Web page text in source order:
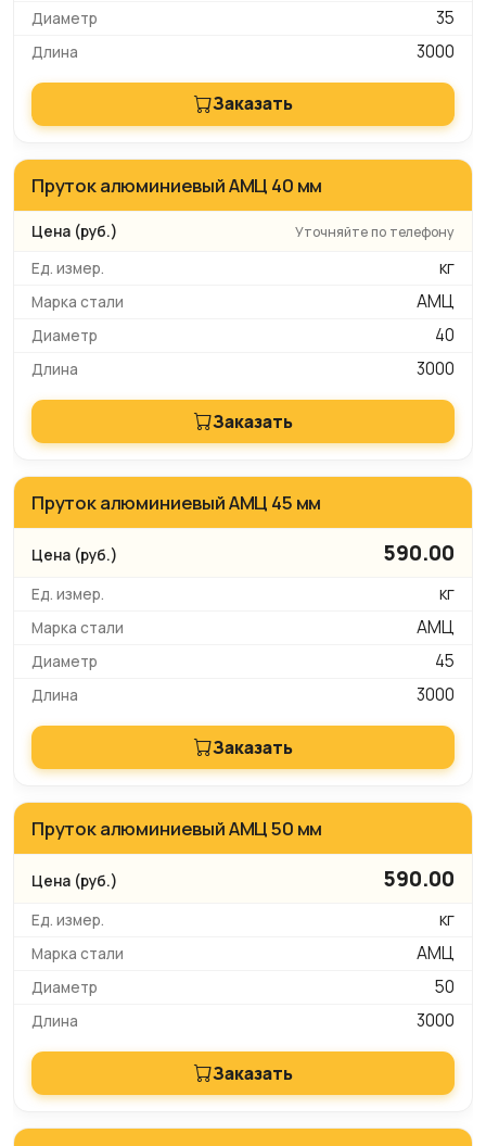
35
3000
Заказать
Пруток алюминиевый АМЦ 40 мм
Уточняйте по телефону
кг
АМЦ
40
3000
Заказать
Пруток алюминиевый АМЦ 45 мм
590.00
кг
АМЦ
45
3000
Заказать
Пруток алюминиевый АМЦ 50 мм
590.00
кг
АМЦ
50
3000
Заказать